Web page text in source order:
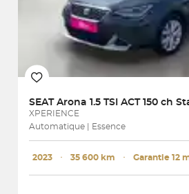
SEAT Arona 1.5 TSI ACT 150 ch
XPERIENCE
Automatique | Essence
2023 ･ 35 600 km ･ Garantie 12